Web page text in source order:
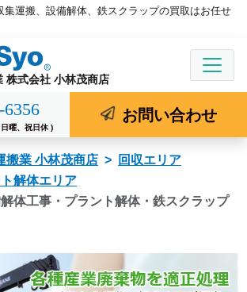
集運搬、設備解体、鉄スクラップの買取はお任せ
株式会社 小林茂商店
6356
曜、祝日休 )
お問い合わせ
搬業 小林茂商店
回収エリア
解体エリア
体工事・プラント解体・鉄スクラップ